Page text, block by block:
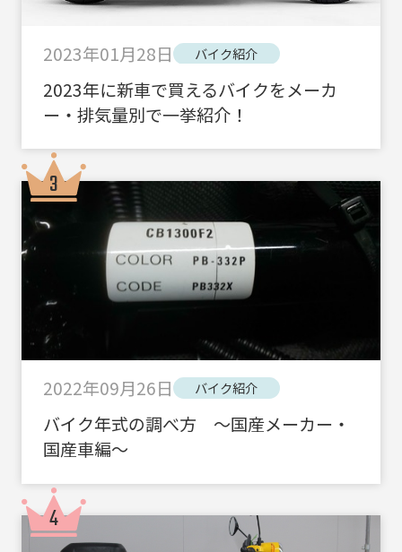
2023年01月28日 バイク紹介
2023年に新車で買えるバイクをメーカ
ー・排気量別で一挙紹介！
2022年09月26日 バイク紹介
バイク年式の調べ方 ～国産メーカー・
国産車編～